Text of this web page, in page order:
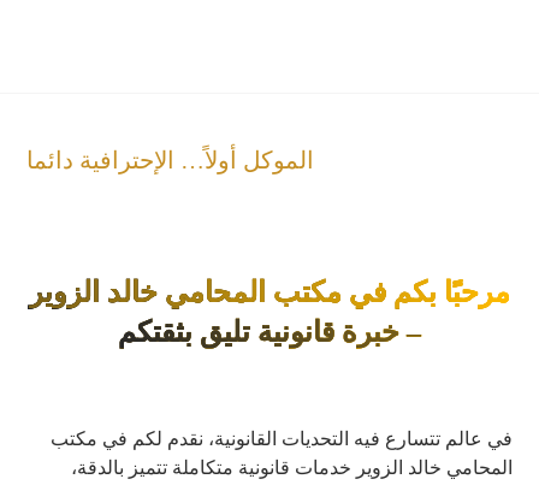
الموكل أولاً… الإحترافية دائما
مرحبًا بكم في مكتب المحامي خالد الزوير
– خبرة قانونية تليق بثقتكم
في عالم تتسارع فيه التحديات القانونية، نقدم لكم في مكتب
المحامي خالد الزوير خدمات قانونية متكاملة تتميز بالدقة،